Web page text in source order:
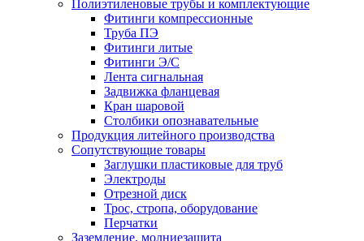
Полиэтиленовые трубы и комплектующие
Фитинги компрессионные
Труба ПЭ
Фитинги литые
Фитинги Э/С
Лента сигнальная
Задвижка фланцевая
Кран шаровой
Столбики опознавательные
Продукция литейного производства
Сопутствующие товары
Заглушки пластиковые для труб
Электроды
Отрезной диск
Трос, стропа, оборудование
Перчатки
Заземление, молниезащита